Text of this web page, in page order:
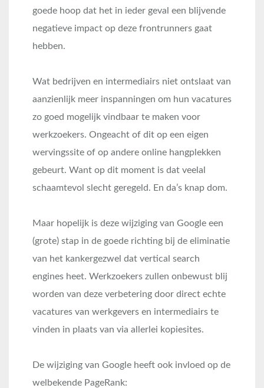
goede hoop dat het in ieder geval een blijvende
negatieve impact op deze frontrunners gaat
hebben.
Wat bedrijven en intermediairs niet ontslaat van
aanzienlijk meer inspanningen om hun vacatures
zo goed mogelijk vindbaar te maken voor
werkzoekers. Ongeacht of dit op een eigen
wervingssite of op andere online hangplekken
gebeurt. Want op dit moment is dat veelal
schaamtevol slecht geregeld. En da’s knap dom.
Maar hopelijk is deze wijziging van Google een
(grote) stap in de goede richting bij de eliminatie
van het kankergezwel dat vertical search
engines heet. Werkzoekers zullen onbewust blij
worden van deze verbetering door direct echte
vacatures van werkgevers en intermediairs te
vinden in plaats van via allerlei kopiesites.
De wijziging van Google heeft ook invloed op de
welbekende PageRank: